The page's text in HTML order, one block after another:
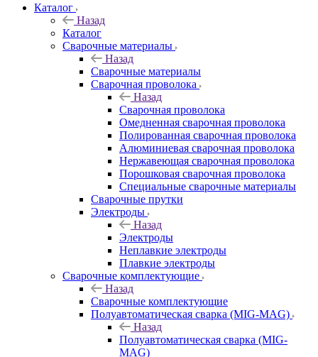
Каталог
Назад
Каталог
Сварочные материалы
Назад
Сварочные материалы
Сварочная проволока
Назад
Сварочная проволока
Омедненная сварочная проволока
Полированная сварочная проволока
Алюминиевая сварочная проволока
Нержавеющая сварочная проволока
Порошковая сварочная проволока
Специальные сварочные материалы
Сварочные прутки
Электроды
Назад
Электроды
Неплавкие электроды
Плавкие электроды
Сварочные комплектующие
Назад
Сварочные комплектующие
Полуавтоматическая сварка (MIG-MAG)
Назад
Полуавтоматическая сварка (MIG-
MAG)